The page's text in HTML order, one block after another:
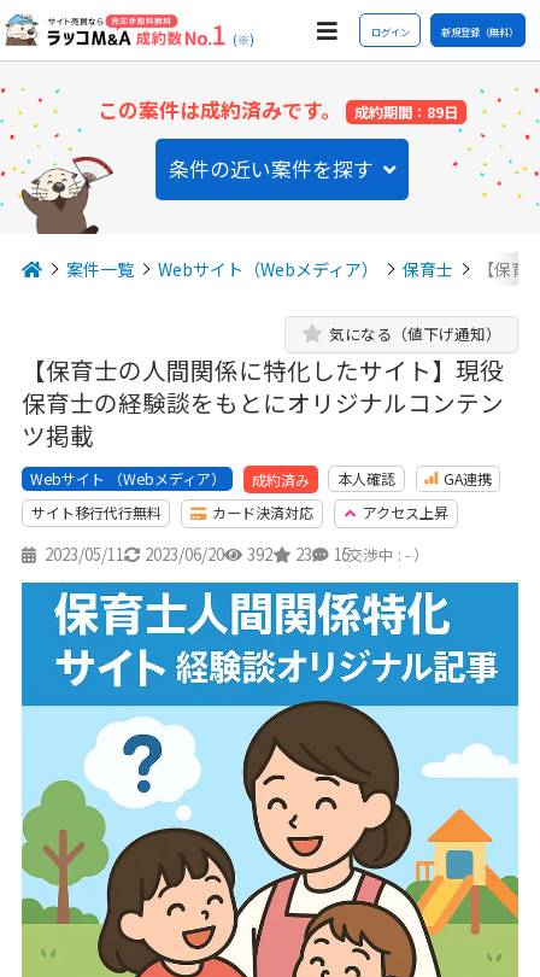
(※) ログイン 新規登録（無料）
この案件は成約済みです。 成約期間：89日
条件の近い案件を探す
案件一覧 Webサイト（Webメディア） 保育士 【保
【保育士の人間関係に特化したサイト】現役
保育士の経験談をもとにオリジナルコンテン
ツ掲載
気になる（値下げ通知）
Webサイト （Webメディア） 成約済み 本人確認
GA連携
サイト移行代行無料
カード決済対応 アクセス上昇
2023/05/11 2023/06/20 392 23 15
（交渉中 : - ）